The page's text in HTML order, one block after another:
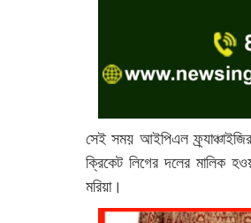
সেই সময় আইপিএল
ক্রিকেট লিগের দলের মালিক
মরিয়া।